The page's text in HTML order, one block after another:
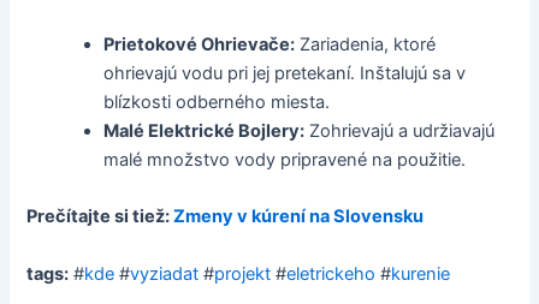
Prietokové Ohrievače: Zariadenia, ktoré
ohrievajú vodu pri jej pretekaní. Inštalujú sa v
blízkosti odberného miesta.
Malé Elektrické Bojlery: Zohrievajú a udržiavajú
malé množstvo vody pripravené na použitie.
Prečítajte si tiež:Zmeny v kúrení na Slovensku
tags: #kde #vyziadat #projekt #eletrickeho #kurenie